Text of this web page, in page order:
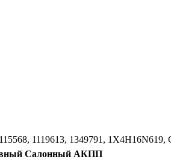
1119613, 1349791, 1X4H16N619,
Салонный АКПП